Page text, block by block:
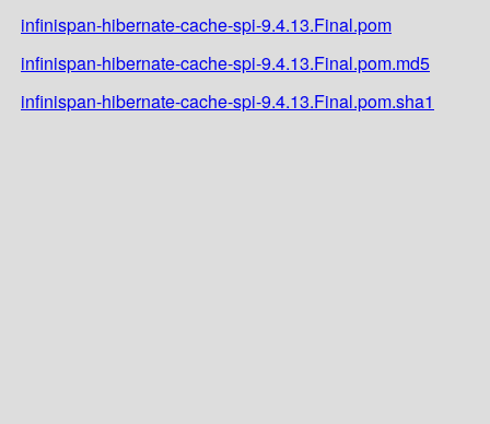
infinispan-hibernate-cache-spi-9.4.13.Final.pom
infinispan-hibernate-cache-spi-9.4.13.Final.pom.md5
infinispan-hibernate-cache-spi-9.4.13.Final.pom.sha1